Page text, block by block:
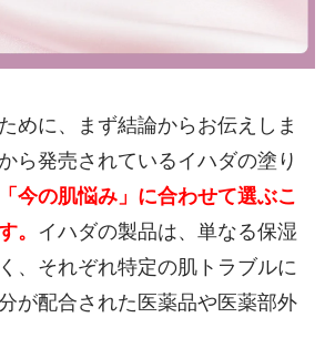
めに、まず結論からお伝えしま
ら発売されているイハダの塗り
今の肌悩み」に合わせて選ぶこ
。
イハダの製品は、単なる保湿
、それぞれ特定の肌トラブルに
が配合された医薬品や医薬部外